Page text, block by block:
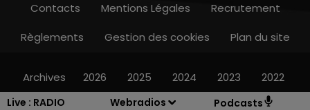
Live : RADIO Webradios Podcasts
Contacts Mentions Légales
Recrutement
Règlements
Gestion des cookies Plan du site
Archives 2026 2025 2024 2023 2022